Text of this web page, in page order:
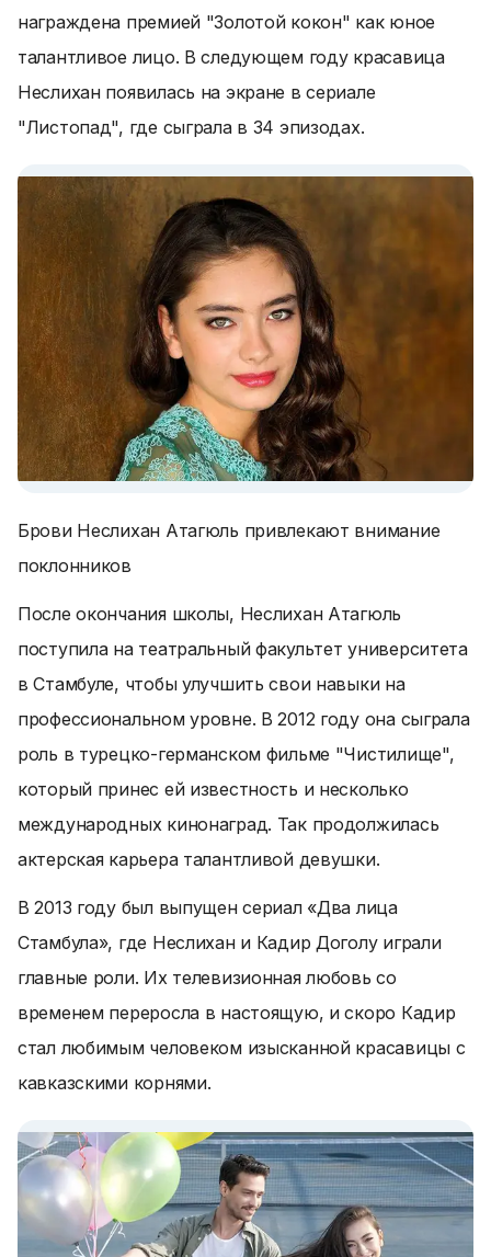
награждена премией "Золотой кокон" как юное
талантливое лицо. В следующем году красавица
Неслихан появилась на экране в сериале
"Листопад", где сыграла в 34 эпизодах.
Брови Неслихан Атагюль привлекают внимание
поклонников
После окончания школы, Неслихан Атагюль
поступила на театральный факультет университета
в Стамбуле, чтобы улучшить свои навыки на
профессиональном уровне. В 2012 году она сыграла
роль в турецко-германском фильме "Чистилище",
который принес ей известность и несколько
международных кинонаград. Так продолжилась
актерская карьера талантливой девушки.
В 2013 году был выпущен сериал «Два лица
Стамбула», где Неслихан и Кадир Доголу играли
главные роли. Их телевизионная любовь со
временем переросла в настоящую, и скоро Кадир
стал любимым человеком изысканной красавицы с
кавказскими корнями.